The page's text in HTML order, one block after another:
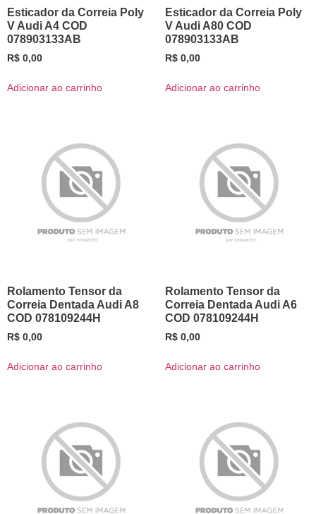
Esticador da Correia Poly
V Audi A4 COD
078903133AB
R$ 0,00
Adicionar ao carrinho
Esticador da Correia Poly
V Audi A80 COD
078903133AB
R$ 0,00
Adicionar ao carrinho
Rolamento Tensor da
Correia Dentada Audi A8
COD 078109244H
R$ 0,00
Adicionar ao carrinho
Rolamento Tensor da
Correia Dentada Audi A6
COD 078109244H
R$ 0,00
Adicionar ao carrinho